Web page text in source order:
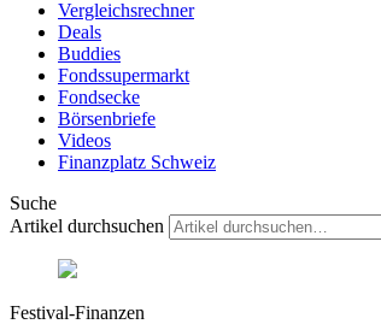
Vergleichsrechner
Deals
Buddies
Fondssupermarkt
Fondsecke
Börsenbriefe
Videos
Finanzplatz Schweiz
Suche
Artikel durchsuchen
Festival-Finanzen